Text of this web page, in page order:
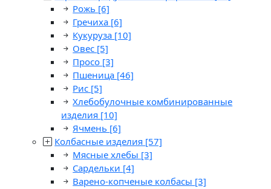
Рожь [6]
Гречиха [6]
Кукуруза [10]
Овес [5]
Просо [3]
Пшеница [46]
Рис [5]
Хлебобулочные комбинированные
изделия [10]
Ячмень [6]
Колбасные изделия [57]
Мясные хлебы [3]
Сардельки [4]
Варено-копченые колбасы [3]